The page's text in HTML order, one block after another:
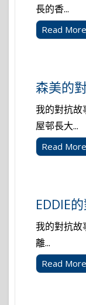
長的香...
Read More
森美的
我的對抗故
屋邨長大...
Read More
EDDIE
我的對抗故
離...
Read More